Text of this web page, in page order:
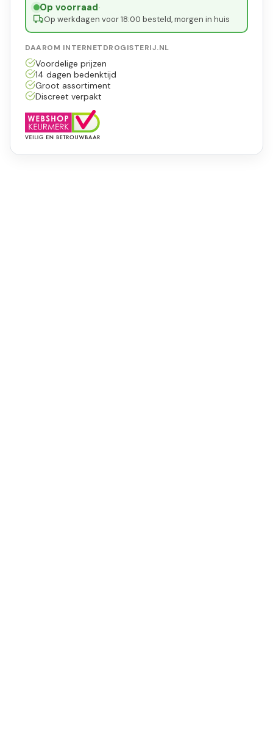
Op voorraad·
Op werkdagen voor 18:00 besteld, morgen in huis
DAAROM INTERNETDROGISTERIJ.NL
Voordelige prijzen
14 dagen bedenktijd
Groot assortiment
Discreet verpakt